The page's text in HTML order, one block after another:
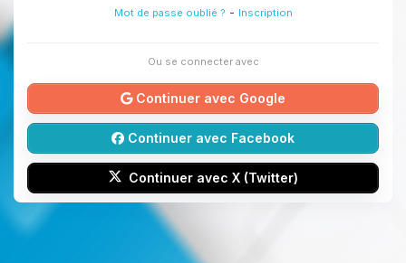
Mot de passe oublié ? - Inscription
Ou se connecter avec
Continuer avec Google
Continuer avec Facebook
Continuer avec X (Twitter)